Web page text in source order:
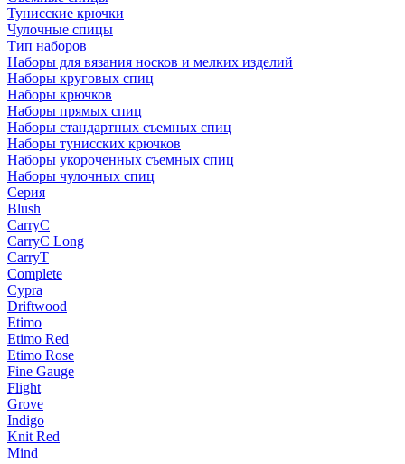
Тунисские крючки
Чулочные спицы
Тип наборов
Наборы для вязания носков и мелких изделий
Наборы круговых спиц
Наборы крючков
Наборы прямых спиц
Наборы стандартных съемных спиц
Наборы тунисских крючков
Наборы укороченных съемных спиц
Наборы чулочных спиц
Серия
Blush
CarryC
CarryC Long
CarryT
Complete
Cypra
Driftwood
Etimo
Etimo Red
Etimo Rose
Fine Gauge
Flight
Grove
Indigo
Knit Red
Mind